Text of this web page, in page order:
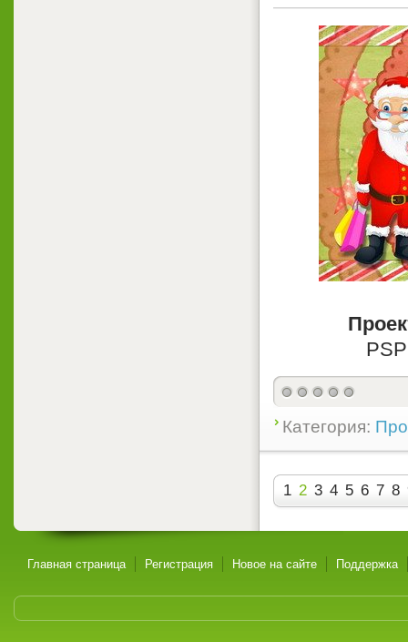
Категория:
1 2 3 4 5 6 7 8
Главная страница Регистрация Новое на сайте Поддержка